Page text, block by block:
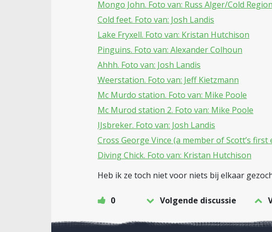
Mongo John. Foto van: Russ Alger/Cold
Cold feet. Foto van: Josh Landis
Lake Fryxell. Foto van: Kristan Hutchison
Pinguins. Foto van: Alexander Colhoun
Ahhh. Foto van: Josh Landis
Weerstation. Foto van: Jeff Kietzmann
Mc Murdo station. Foto van: Mike Poole
Mc Murod station 2. Foto van: Mike Poole
IJsbreker. Foto van: Josh Landis
Cross George Vince (a member of Scott’s
Diving Chick. Foto van: Kristan Hutchison
Heb ik ze toch niet voor niets bij elkaar
0 Volgende discussie